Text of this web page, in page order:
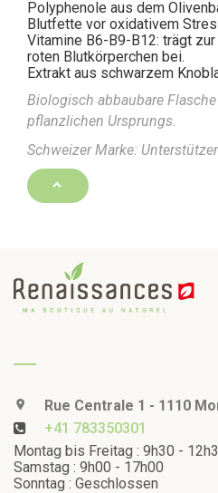
Polyphenole aus dem
Blutfette vor oxidativem
Vitamine B6-B9-B12: trägt
roten Blutkörperchen bei.
Extrakt aus schwarzem
Biologisch abbaubare
pflanzlichen Ursprungs.
Schweizer Marke:
Rue Centrale 1 - 1110
+41 783350301
Montag bis Freitag : 9h30 -
Samstag : 9h00 - 17h00
Sonntag : Geschlossen